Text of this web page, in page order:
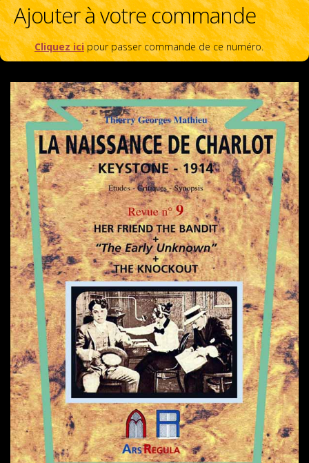
Ajouter à votre commande
Cliquez icipour passer commande de ce numéro.